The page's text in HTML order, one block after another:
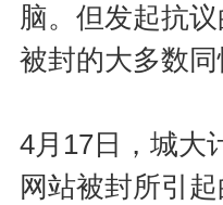
脑。但发起抗
被封的大多数
4月17日，城大
网站被封所引